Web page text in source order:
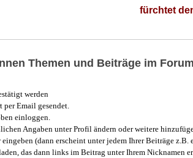
fürchtet
Themen und Beiträge im
werden
per Email gesendet.
einloggen.
Angaben unter Profil ändern oder weitere
(dann erscheint unter jedem Ihrer Beiträge z.B.
das dann links im Beitrag unter Ihrem Nicknamen